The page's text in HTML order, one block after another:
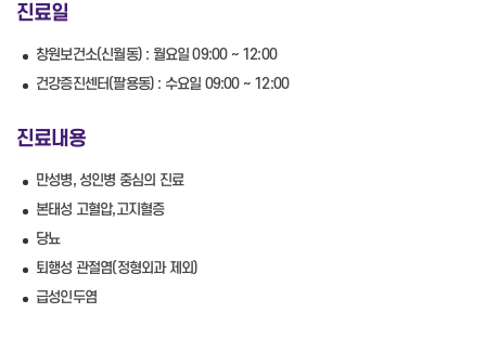
진료일
창원보건소(신월동) : 월요일 09:00 ~ 12:00
건강증진센터(팔용동) : 수요일 09:00 ~ 12:00
진료내용
만성병, 성인병 중심의 진료
본태성 고혈압,고지혈증
당뇨
퇴행성 관절염(정형외과 제외)
급성인두염